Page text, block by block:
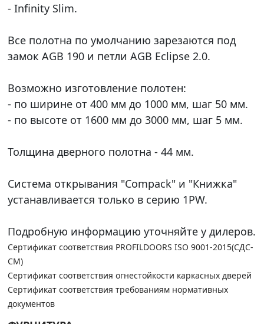
- Infinity Slim.
Все полотна по умолчанию зарезаются под
замок AGB 190 и петли AGB Eclipse 2.0.
Возможно изготовление полотен:
- по ширине от 400 мм до 1000 мм, шаг 50 мм.
- по высоте от 1600 мм до 3000 мм, шаг 5 мм.
Толщина дверного полотна - 44 мм.
Система открывания "Compack" и "Книжка"
устанавливается только в серию 1PW.
Подробную информацию уточняйте у дилеров.
Сертификат соответствия PROFILDOORS ISO 9001-2015(СДС-
СМ)
Сертификат соответствия огнестойкости каркасных дверей
Сертификат соответствия требованиям нормативных
документов